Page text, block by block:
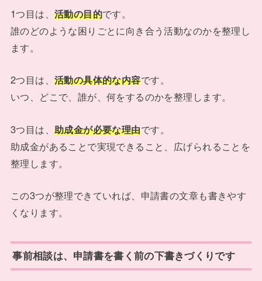
1つ目は、 活動の目的です。
誰のどのような困りごとに向き合う活動なのかを整理し
ます。
2つ目は、 活動の具体的な内容です。
いつ、どこで、誰が、何をするのかを整理します。
3つ目は、 助成金が必要な理由です。
助成金があることで実現できること、広げられることを
整理します。
この3つが整理できていれば、申請書の文章も書きやす
くなります。
事前相談は、申請書を書く前の下書きづくりです